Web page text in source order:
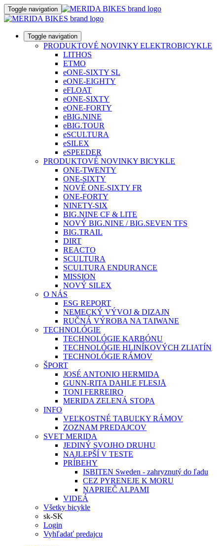
Toggle navigation
Toggle navigation
PRODUKTOVÉ NOVINKY ELEKTROBICYKLE
LITHOS
ETMO
eONE-SIXTY SL
eONE-EIGHTY
eFLOAT
eONE-SIXTY
eONE-FORTY
eBIG.NINE
eBIG.TOUR
eSCULTURA
eSILEX
eSPEEDER
PRODUKTOVÉ NOVINKY BICYKLE
ONE-TWENTY
ONE-SIXTY
NOVÉ ONE-SIXTY FR
ONE-FORTY
NINETY-SIX
BIG.NINE CF & LITE
NOVÝ BIG.NINE / BIG.SEVEN TFS
BIG.TRAIL
DIRT
REACTO
SCULTURA
SCULTURA ENDURANCE
MISSION
NOVÝ SILEX
O NÁS
ESG REPORT
NEMECKÝ VÝVOJ & DIZAJN
RUČNÁ VÝROBA NA TAIWANE
TECHNOLÓGIE
TECHNOLÓGIE KARBÓNU
TECHNOLÓGIE HLINÍKOVÝCH ZLIATÍN
TECHNOLÓGIE RÁMOV
ŠPORT
JOSÉ ANTONIO HERMIDA
GUNN-RITA DAHLE FLESJÅ
TONI FERREIRO
MERIDA ZELENÁ STOPA
INFO
VEĽKOSTNÉ TABUĽKY RÁMOV
ZOZNAM PREDAJCOV
SVET MERIDA
JEDINÝ SVOJHO DRUHU
NAJLEPŠÍ V TESTE
PRÍBEHY
ISBITEN Sweden - zahryznutý do ľadu
CEZ PYRENEJE K MORU
NAPRIEČ ALPAMI
VIDEÁ
Všetky bicykle
sk-SK
Login
Vyhľadať predajcu